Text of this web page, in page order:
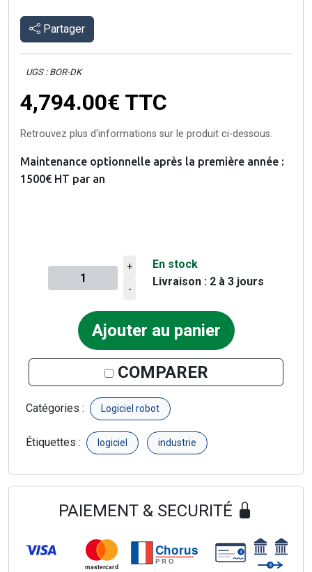
Partager
UGS : BOR-DK
4,794.00€ TTC
Retrouvez plus d'informations sur le produit ci-dessous.
Maintenance optionnelle après la première année :
1500€ HT par an
Quantité à ajouter au panier
+
-
En stock
Livraison : 2 à 3 jours
Ajouter au panier
COMPARER
Catégories : Logiciel robot
Étiquettes : logiciel industrie
PAIEMENT & SECURITÉ
mastercard
Chorus
PRO
€
€